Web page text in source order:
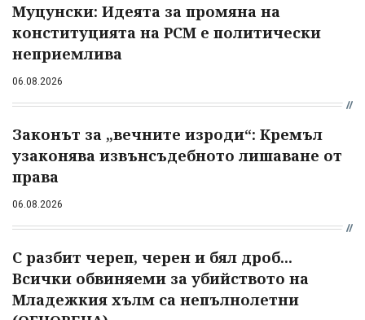
Муцунски: Идеята за промяна на
конституцията на РСМ е политически
неприемлива
06.08.2026
Законът за „вечните изроди“: Кремъл
узаконява извънсъдебното лишаване от
права
06.08.2026
С разбит череп, черен и бял дроб...
Всички обвиняеми за убийството на
Младежкия хълм са непълнолетни